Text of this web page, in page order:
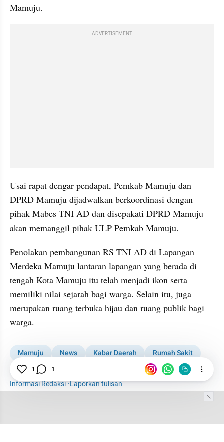
Mamuju.
ADVERTISEMENT
Usai rapat dengar pendapat, Pemkab Mamuju dan
DPRD Mamuju dijadwalkan berkoordinasi dengan
pihak Mabes TNI AD dan disepakati DPRD Mamuju
akan memanggil pihak ULP Pemkab Mamuju.
Penolakan pembangunan RS TNI AD di Lapangan
Merdeka Mamuju lantaran lapangan yang berada di
tengah Kota Mamuju itu telah menjadi ikon serta
memiliki nilai sejarah bagi warga. Selain itu, juga
merupakan ruang terbuka hijau dan ruang publik bagi
warga.
Mamuju News Kabar Daerah
Rumah Sakit
Sulawesi Barat
Informasi Redaksi·Laporkan tulisan
1 1